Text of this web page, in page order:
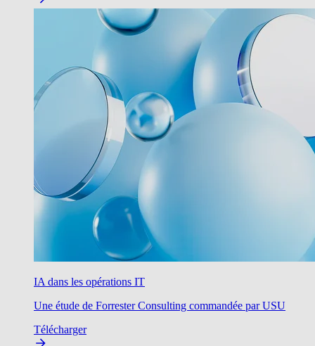
IA dans les opérations IT
Une étude de Forrester Consulting commandée par USU
Télécharger